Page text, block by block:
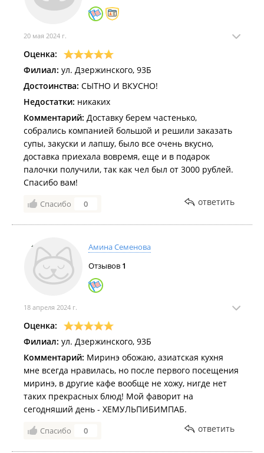
20 мая 2024 г.
Оценка:
Филиал: ул. Дзержинского, 93Б
Достоинства: СЫТНО И ВКУСНО!
Недостатки: никаких
Комментарий: Доставку берем частенько,
собрались компанией большой и решили заказать
супы, закуски и лапшу, было все очень вкусно,
доставка приехала вовремя, еще и в подарок
палочки получили, так как чел был от 3000 рублей.
Спасибо вам!
Спасибо 0 ответить
Амина Семенова
Отзывов 1
18 апреля 2024 г.
Оценка:
Филиал: ул. Дзержинского, 93Б
Комментарий: Миринэ обожаю, азиатская кухня
мне всегда нравилась, но после первого посещения
миринэ, в другие кафе вообще не хожу, нигде нет
таких прекрасных блюд! Мой фаворит на
сегодняший день - ХЕМУЛЬПИБИМПАБ.
Спасибо 0 ответить